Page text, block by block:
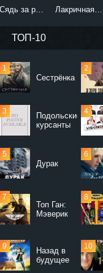
Сядь за руль моей машины (2021) Лакричная пицца (2021)
ТОП-10
Сестрёнка
Подольские
курсанты
Дурак
Топ Ган:
Мэверик
Назад в
будущее